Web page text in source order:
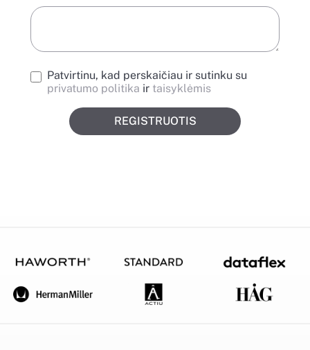
Patvirtinu, kad perskaičiau ir sutinku su
privatumo politika ir taisyklėmis
REGISTRUOTIS